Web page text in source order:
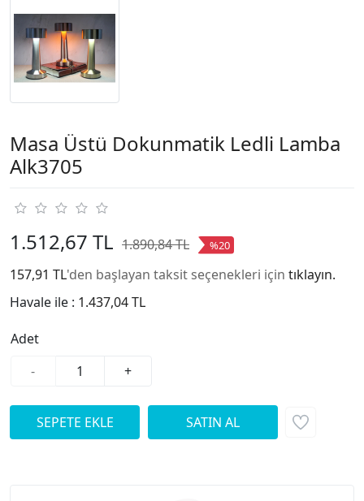
Masa Üstü Dokunmatik Ledli Lamba
Alk3705
1.512,67 TL 1.890,84 TL %20
157,91 TL'den başlayan taksit seçenekleri için tıklayın.
Havale ile : 1.437,04 TL
Adet
-
+